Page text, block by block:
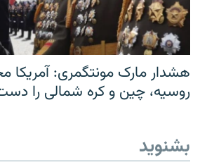
هشدار مارک مونتگمری: آمریکا
روسیه، چین و کره شمالی را
بشنوید